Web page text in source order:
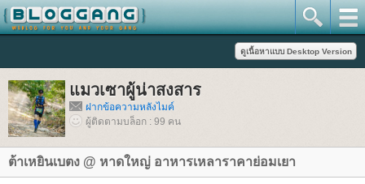
มวเซาผู้น่าสงสาร
ฝากข้อความหลังไมค์
ผู้ติดตามบล็อก : 99 คน
ต้าเหยินเบตง @ หาดใหญ่ อาหารเหลาราคาย่อมเยา